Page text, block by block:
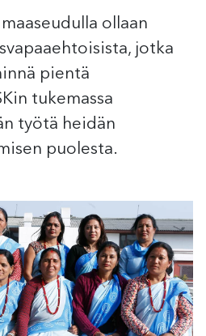
ollaan
jotka
pientä
tukemassa
työtä heidän
puolesta.